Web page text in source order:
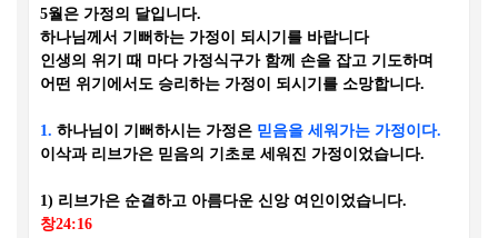
5월은 가정의 달입니다.
하나님께서 기뻐하는 가정이 되시기를 바랍니다
인생의 위기 때 마다 가정식구가 함께 손을 잡고 기도하며
어떤 위기에서도 승리하는 가정이 되시기를 소망합니다.
1. 하나님이 기뻐하시는 가정은 믿음을 세워가는 가정이다.
이삭과 리브가은 믿음의 기초로 세워진 가정이었습니다.
1) 리브가은 순결하고 아름다운 신앙 여인이었습니다.
창24:16